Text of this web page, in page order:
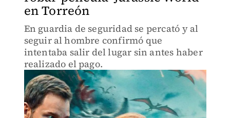
en Torreón
En guardia de seguridad se percató y al
seguir al hombre confirmó que
intentaba salir del lugar sin antes haber
realizado el pago.